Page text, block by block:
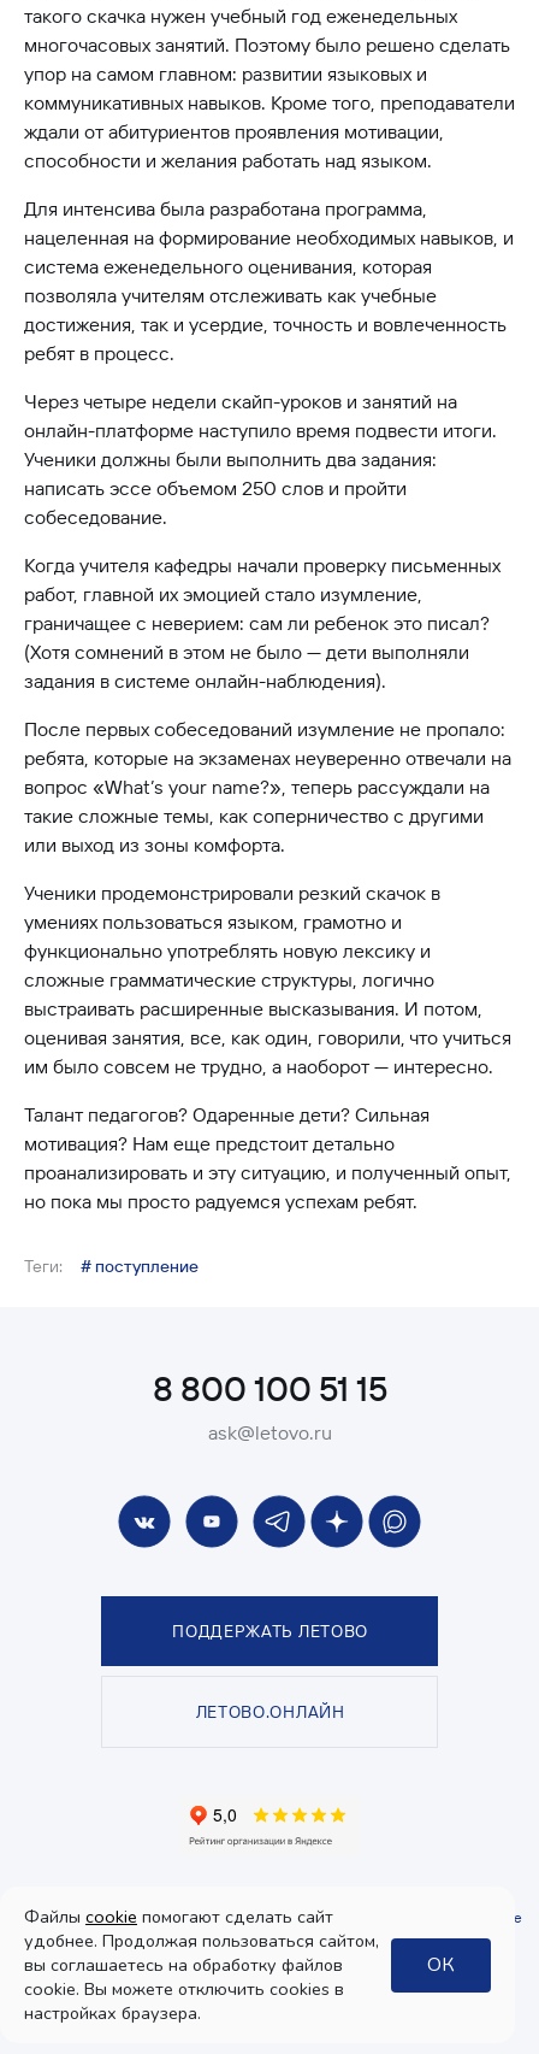
такого скачка нужен учебный год еженедельных
многочасовых занятий. Поэтому было решено сделать
упор на самом главном: развитии языковых и
коммуникативных навыков. Кроме того, преподаватели
ждали от абитуриентов проявления мотивации,
способности и желания работать над языком.
Для интенсива была разработана программа,
нацеленная на формирование необходимых навыков, и
система еженедельного оценивания, которая
позволяла учителям отслеживать как учебные
достижения, так и усердие, точность и вовлеченность
ребят в процесс.
Через четыре недели скайп-уроков и занятий на
онлайн-платформе наступило время подвести итоги.
Ученики должны были выполнить два задания:
написать эссе объемом 250 слов и пройти
собеседование.
Когда учителя кафедры начали проверку письменных
работ, главной их эмоцией стало изумление,
граничащее с неверием: сам ли ребенок это писал?
(Хотя сомнений в этом не было — дети выполняли
задания в системе онлайн-наблюдения).
После первых собеседований изумление не пропало:
ребята, которые на экзаменах неуверенно отвечали на
вопрос «What’s your name?», теперь рассуждали на
такие сложные темы, как соперничество с другими
или выход из зоны комфорта.
Ученики продемонстрировали резкий скачок в
умениях пользоваться языком, грамотно и
функционально употреблять новую лексику и
сложные грамматические структуры, логично
выстраивать расширенные высказывания. И потом,
оценивая занятия, все, как один, говорили, что учиться
им было совсем не трудно, а наоборот — интересно.
Талант педагогов? Одаренные дети? Сильная
мотивация? Нам еще предстоит детально
проанализировать и эту ситуацию, и полученный опыт,
но пока мы просто радуемся успехам ребят.
Теги: # поступление
8 800 100 51 15
ask@letovo.ru
ПОДДЕРЖАТЬ ЛЕТОВО
ЛЕТОВО.ОНЛАЙН
Политика конфиденциальностиипользовательское соглашение
Согласие
на получение рекламы
Дизайн
Файлы cookie помогают сделать сайт
удобнее. Продолжая пользоваться сайтом,
вы соглашаетесь на обработку файлов
cookie. Вы можете отключить cookies в
настройках браузера.
ОК